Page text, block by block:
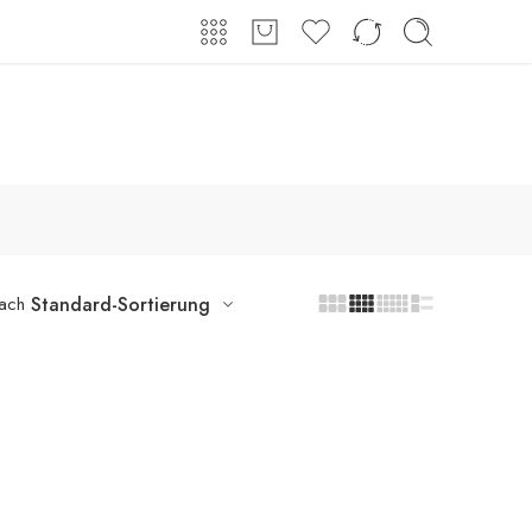
Anmeldung / Registrieren
Standard-Sortierung